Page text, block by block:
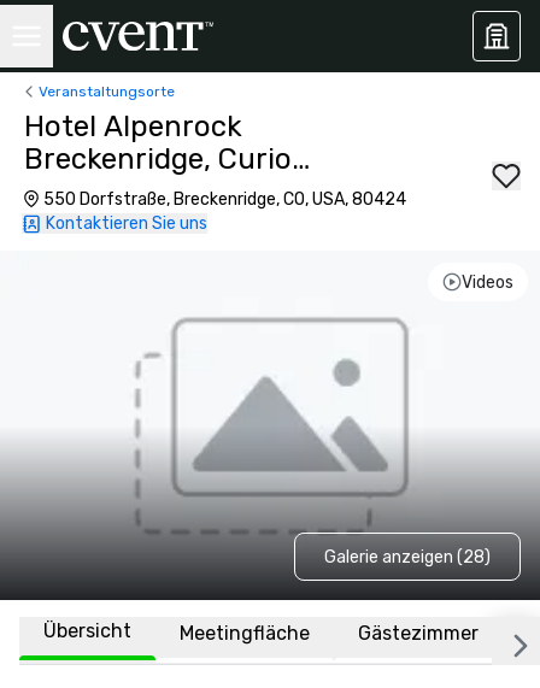
Veranstaltungsorte
Hotel Alpenrock
Breckenridge, Curio
Collection by Hilton
550 Dorfstraße, Breckenridge, CO, USA, 80424
Kontaktieren Sie uns
Videos
Galerie anzeigen (28)
Übersicht Meetingfläche Gästezimmer